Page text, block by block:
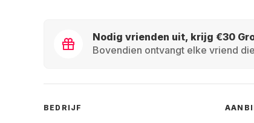
Nodig vrienden uit, krijg €30
Bovendien ontvangt elke vriend
BEDRIJF